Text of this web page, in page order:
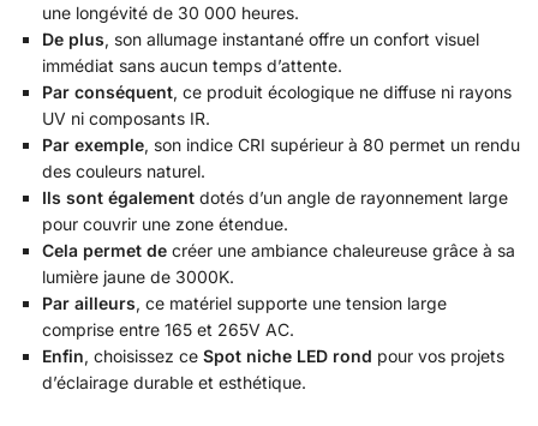
une longévité de 30 000 heures.
De plus, son allumage instantané offre un confort visuel
immédiat sans aucun temps d’attente.
Par conséquent, ce produit écologique ne diffuse ni rayons
UV ni composants IR.
Par exemple, son indice CRI supérieur à 80 permet un rendu
des couleurs naturel.
Ils sont également dotés d’un angle de rayonnement large
pour couvrir une zone étendue.
Cela permet de créer une ambiance chaleureuse grâce à sa
lumière jaune de 3000K.
Par ailleurs, ce matériel supporte une tension large
comprise entre 165 et 265V AC.
Enfin, choisissez ce Spot niche LED rond pour vos projets
d’éclairage durable et esthétique.